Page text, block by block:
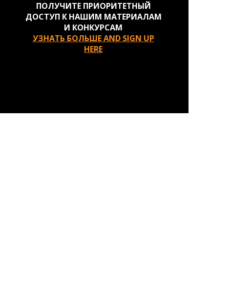
ПОЛУЧИТЕ ПРИОРИТЕТНЫЙ
ДОСТУП К НАШИМ МАТЕРИАЛАМ
И КОНКУРСАМ
УЗНАТЬ БОЛЬШЕ AND SIGN UP
HERE